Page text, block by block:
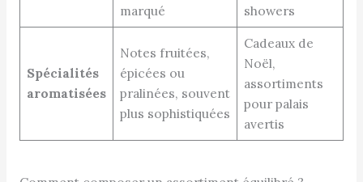
marqué
showers
Spécialités
aromatisées
Notes fruitées,
épicées ou
pralinées, souvent
plus sophistiquées
Cadeaux de
Noël,
assortiments
pour palais
avertis